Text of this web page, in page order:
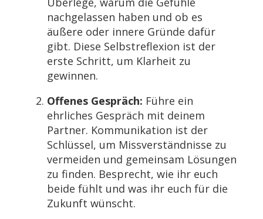
nachgelassen haben und ob es
äußere oder innere Gründe dafür
gibt. Diese Selbstreflexion ist der
erste Schritt, um Klarheit zu
gewinnen.
Offenes Gespräch: Führe ein
ehrliches Gespräch mit deinem
Partner. Kommunikation ist der
Schlüssel, um Missverständnisse zu
vermeiden und gemeinsam Lösungen
zu finden. Besprecht, wie ihr euch
beide fühlt und was ihr euch für die
Zukunft wünscht.